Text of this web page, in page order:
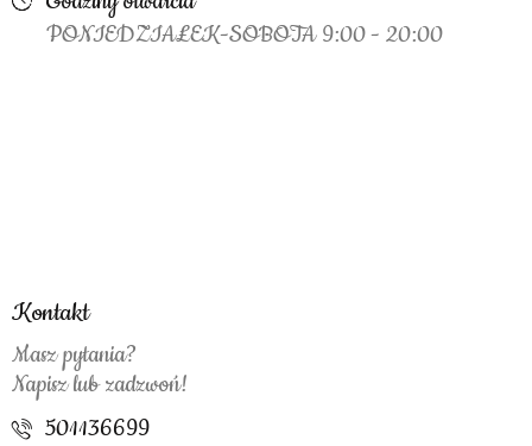
PONIEDZIAŁEK-SOBOTA 9:00 - 20:00
Kontakt
Masz pytania?
Napisz lub zadzwoń!
501136699